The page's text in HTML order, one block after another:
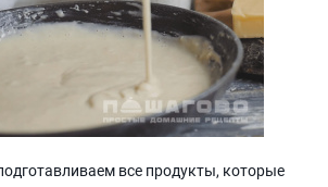
все продукты, которые